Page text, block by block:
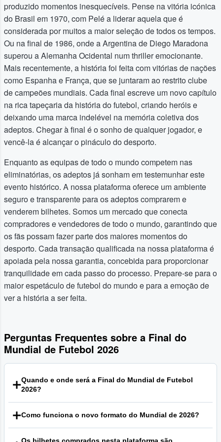
produzido momentos inesquecíveis. Pense na vitória icónica
do Brasil em 1970, com Pelé a liderar aquela que é
considerada por muitos a maior seleção de todos os tempos.
Ou na final de 1986, onde a Argentina de Diego Maradona
superou a Alemanha Ocidental num thriller emocionante.
Mais recentemente, a história foi feita com vitórias de nações
como Espanha e França, que se juntaram ao restrito clube
de campeões mundiais. Cada final escreve um novo capítulo
na rica tapeçaria da história do futebol, criando heróis e
deixando uma marca indelével na memória coletiva dos
adeptos. Chegar à final é o sonho de qualquer jogador, e
vencê-la é alcançar o pináculo do desporto.
Enquanto as equipas de todo o mundo competem nas
eliminatórias, os adeptos já sonham em testemunhar este
evento histórico. A nossa plataforma oferece um ambiente
seguro e transparente para os adeptos comprarem e
venderem bilhetes. Somos um mercado que conecta
compradores e vendedores de todo o mundo, garantindo que
os fãs possam fazer parte dos maiores momentos do
desporto. Cada transação qualificada na nossa plataforma é
apoiada pela nossa garantia, concebida para proporcionar
tranquilidade em cada passo do processo. Prepare-se para o
maior espetáculo de futebol do mundo e para a emoção de
ver a história a ser feita.
Perguntas Frequentes sobre a Final do
Mundial de Futebol 2026
Quando e onde será a Final do Mundial de Futebol
2026?
para o dia 19 de julho de 2026. O jogo será disputado no
MetLife Stadium, em East Rutherford, Nova Jersey, nos
Estados Unidos.
Como funciona o novo formato do Mundial de 2026?